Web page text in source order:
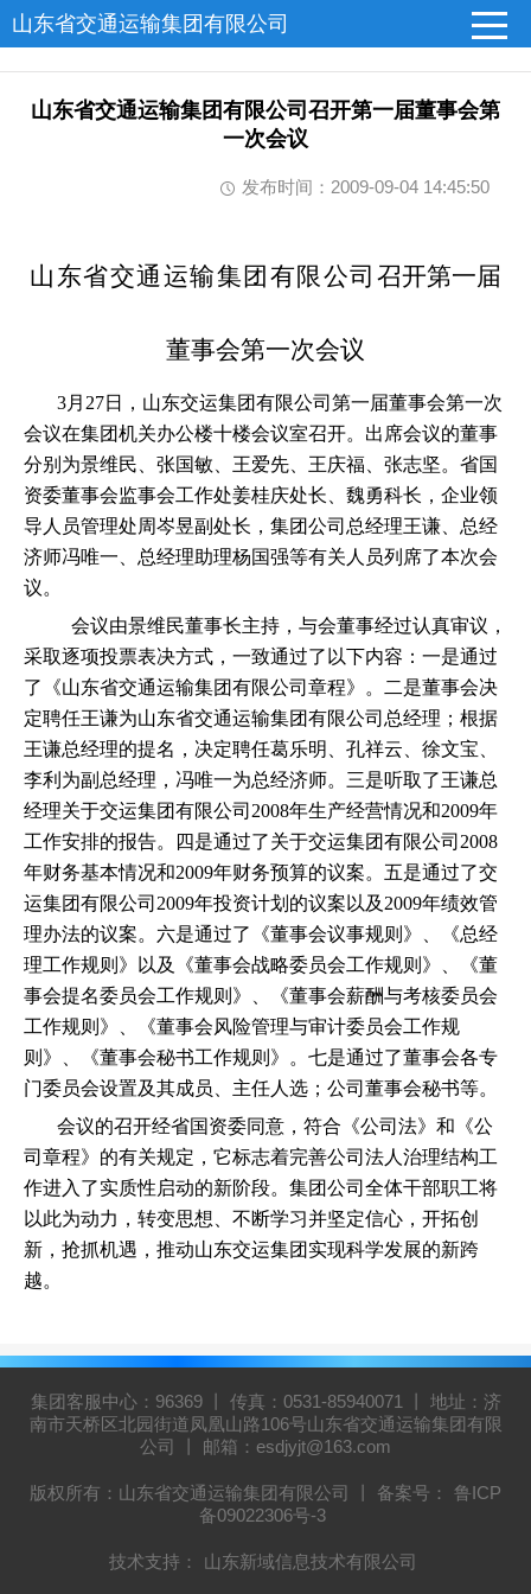
山东省交通运输集团有限公司
山东省交通运输集团有限公司召开第一届董事会第
一次会议
发布时间：2009-09-04 14:45:50
山东省交通运输集团有限公司 召开第一届
董事会第一次会议
3月 27日
，山东交运集团有限公司第一届董事会第一次
会议在集团机关办公楼十楼会议室召开。出席会议的董事
分别为景维民、张国敏、王爱先、王庆福、张志坚。省国
资委董事会监事会工作处姜桂庆处长、魏勇科长，企业领
导人员管理处周岑昱副处长，集团公司总经理王谦、总经
济师冯唯一、总经理助理杨国强等有关人员列席了本次会
议。
会议由景维民董事长主持，与会董事经过认真审议，
采取逐项投票表决方式，一致通过了以下内容：一是通过
了《山东省交通运输集团有限公司章程》。二是董事会决
定聘任王谦为山东省交通运输集团有限公司总经理；根据
王谦总经理的提名，决定聘任葛乐明、孔祥云、徐文宝、
李利为副总经理，冯唯一为总经济师。三是听取了王谦总
经理关于交运集团有限公司 2008年生产经营情况和2009年
工作安排的报告。四是通过了关于交运集团有限公司 2008
年财务基本情况和2009年财务预算的议案。五是通过了交
运集团有限公司 2009年投资计划的议案以及 2009年绩效管
理办法的议案。 六是通过了《董事会议事规则》、《总经
理工作规则》以及《董事会战略委员会工作规则》、《董
事会提名委员会工作规则》、《董事会薪酬与考核委员会
工作规则》、《董事会风险管理与审计委员会工作规
则》、《董事会秘书工作规则》。七是通过了董事会各专
门委员会设置及其成员、主任人选；公司董事会秘书等。
会议的召开经省国资委同意，符合《公司法》和《公
司章程》的有关规定，它标志着完善公司法人治理结构工
作进入了实质性启动的新阶段。集团公司全体干部职工将
以此为动力，转变思想、不断学习并坚定信心，开拓创
新，抢抓机遇，推动山东交运集团实现科学发展的新跨
越。
集团客服中心：96369 丨 传真：0531-85940071 丨 地址：济
南市天桥区北园街道凤凰山路106号山东省交通运输集团有限
公司 丨 邮箱：esdjyjt@163.com
版权所有：山东省交通运输集团有限公司 丨 备案号：
鲁ICP
备09022306号-3
技术支持： 山东新域信息技术有限公司